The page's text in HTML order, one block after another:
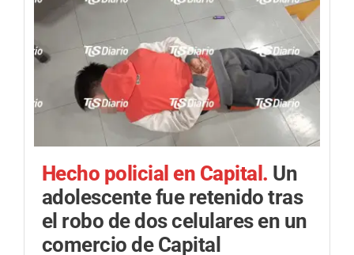
Hecho policial en Capital. Un
adolescente fue retenido tras
el robo de dos celulares en un
comercio de Capital